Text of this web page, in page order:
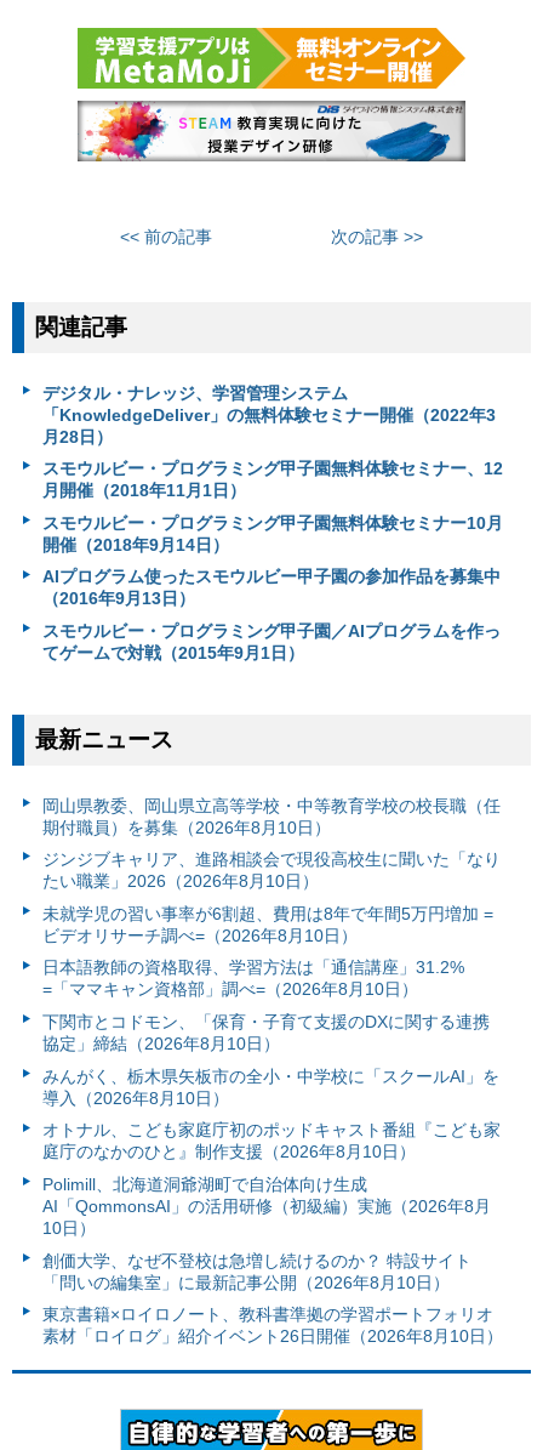
<< 前の記事 次の記事 >>
関連記事
デジタル・ナレッジ、学習管理システム
「KnowledgeDeliver」の無料体験セミナー開催（2022年3
月28日）
スモウルビー・プログラミング甲子園無料体験セミナー、12
月開催（2018年11月1日）
スモウルビー・プログラミング甲子園無料体験セミナー10月
開催（2018年9月14日）
AIプログラム使ったスモウルビー甲子園の参加作品を募集中
（2016年9月13日）
スモウルビー・プログラミング甲子園／AIプログラムを作っ
てゲームで対戦（2015年9月1日）
最新ニュース
岡山県教委、岡山県立高等学校・中等教育学校の校長職（任
期付職員）を募集（2026年8月10日）
ジンジブキャリア、進路相談会で現役高校生に聞いた「なり
たい職業」2026（2026年8月10日）
未就学児の習い事率が6割超、費用は8年で年間5万円増加 =
ビデオリサーチ調べ=（2026年8月10日）
日本語教師の資格取得、学習方法は「通信講座」31.2%
=「ママキャン資格部」調べ=（2026年8月10日）
下関市とコドモン、「保育・子育て支援のDXに関する連携
協定」締結（2026年8月10日）
みんがく、栃木県矢板市の全小・中学校に「スクールAI」を
導入（2026年8月10日）
オトナル、こども家庭庁初のポッドキャスト番組『こども家
庭庁のなかのひと』制作支援（2026年8月10日）
Polimill、北海道洞爺湖町で自治体向け生成
AI「QommonsAI」の活用研修（初級編）実施（2026年8月
10日）
創価大学、なぜ不登校は急増し続けるのか？ 特設サイト
「問いの編集室」に最新記事公開（2026年8月10日）
東京書籍×ロイロノート、教科書準拠の学習ポートフォリオ
素材「ロイログ」紹介イベント26日開催（2026年8月10日）